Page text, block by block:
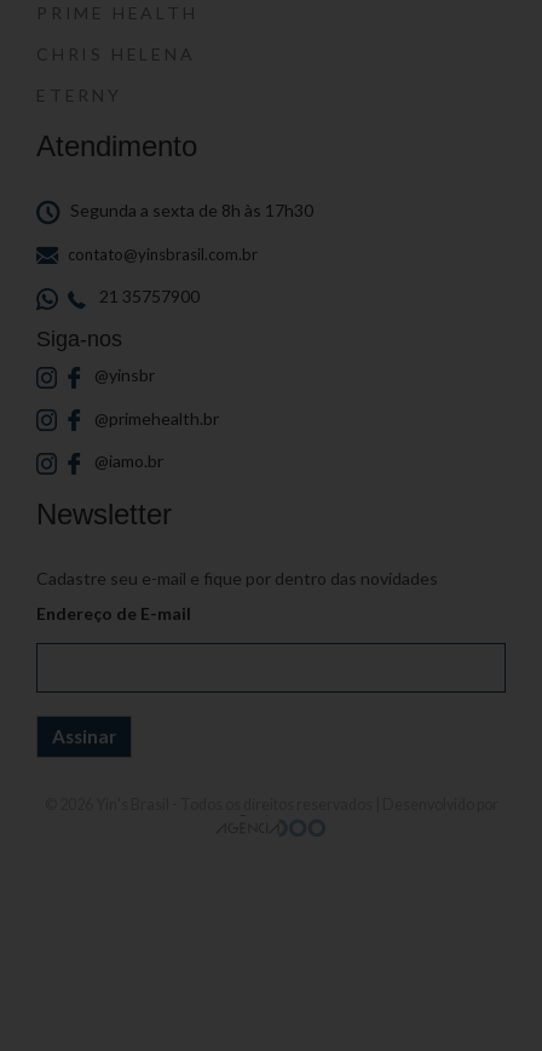
PRIME HEALTH
CHRIS HELENA
ETERNY
Atendimento
Segunda a sexta de 8h às 17h30
contato@yinsbrasil.com.br
21 35757900
Siga-nos
@yinsbr
@primehealth.br
@iamo.br
Newsletter
Cadastre seu e-mail e fique por dentro das novidades
Endereço de E-mail